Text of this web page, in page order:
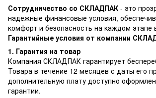
Сотрудничество со СКЛАДПАК - это
надежные финансовые условия,
комфорт и безопасность на каждом этапе
Гарантийные условия от компании
1. Гарантия на товар
Компания СКЛАДПАК гарантирует
Товара в течение 12 месяцев с даты его
дополнительную плату доступно
гарантии.